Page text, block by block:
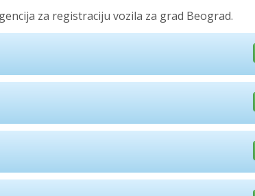
za registraciju vozila za grad Beograd.